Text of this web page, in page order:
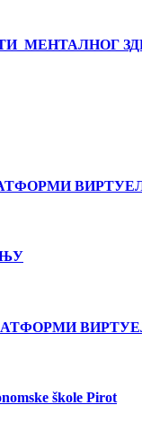
МЕНТАЛНОГ
škole Pirot